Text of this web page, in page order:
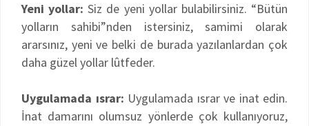
Yeni yollar: Siz de yeni yollar bulabilirsiniz. “Bütün
yolların sahibi”nden istersiniz, samimi olarak
ararsınız, yeni ve belki de burada yazılanlardan çok
daha güzel yollar lûtfeder.
Uygulamada ısrar: Uygulamada ısrar ve inat edin.
İnat damarını olumsuz yönlerde çok kullanıyoruz,